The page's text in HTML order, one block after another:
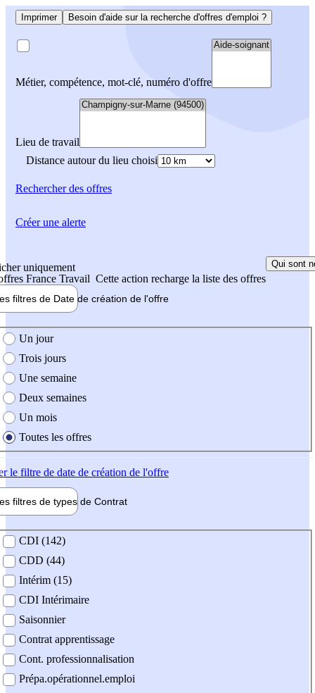
Imprimer Besoin d'aide sur la recherche d'offres d'emploi ?
Métier, compétence, mot-clé, numéro d'offre
Lieu de travail
Distance autour du lieu choisi
Rechercherdes offres
uniquement
France Travail Cette action recharge la liste des offres
Qui sont
filtres de Date de création de l'offre
création de l'offre
Un jour
Trois jours
Une semaine
Deux semaines
Un mois
Toutes les offres
le filtre de date de création de l'offre
filtres de types de Contrat
contrat
CDI (142)
CDD (44)
Intérim (15)
CDI Intérimaire
Saisonnier
Contrat apprentissage
Cont. professionnalisation
Prépa.opérationnel.emploi
Créer une alerte